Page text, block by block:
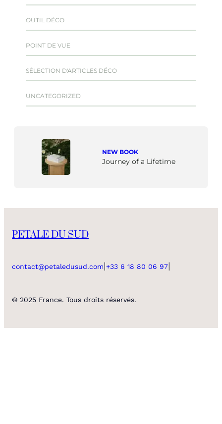
OUTIL DÉCO
POINT DE VUE
SÉLECTION D'ARTICLES DÉCO
UNCATEGORIZED
NEW BOOK
Journey of a Lifetime
PETALE DU SUD
contact@petaledusud.com +33 6 18 80 06 97
© 2025 France. Tous droits réservés.